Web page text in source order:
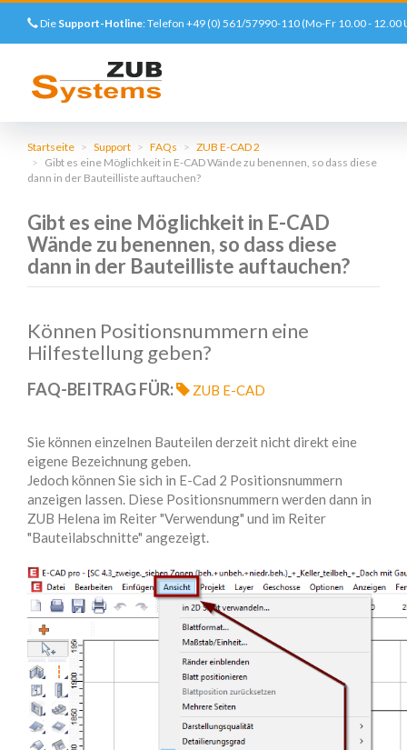
Direkt
Inhalt
Die Support-Hotline: Telefon +49 (0) 561/57990-110 (Mo-Fr 10.00 -
Startseite Support FAQs
ZUB E-CAD 2
Gibt es eine Möglichkeit in E-CAD Wände zu benennen, so dass diese
dann in der Bauteilliste auftauchen?
Gibt es eine Möglichkeit in E-CAD
Wände zu benennen, so dass diese
dann in der Bauteilliste auftauchen?
DETAILLIERTE
Können Positionsnummern eine
Hilfestellung geben?
FAQ-BEITRAG FÜR: ZUB E-CAD
Sie können einzelnen Bauteilen derzeit nicht direkt eine
eigene Bezeichnung geben.
Jedoch können Sie sich in E-Cad 2 Positionsnummern
anzeigen lassen. Diese Positionsnummern werden dann in
ZUB Helena im Reiter "Verwendung" und im Reiter
"Bauteilabschnitte" angezeigt.